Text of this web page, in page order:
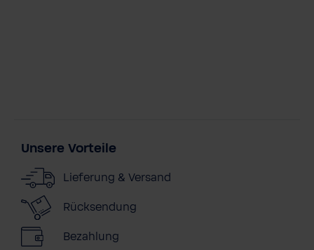
Unsere Vorteile
Lieferung & Versand
Rücksendung
Bezahlung